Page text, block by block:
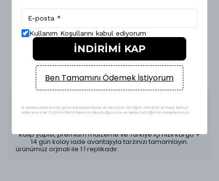
14 Gün KOŞULSUZ İADE & DEĞİŞİM
E-FATURA İLE ALIŞVERİŞ GÜVENLİĞİ
Ürün Açıklaması
kalıp yapısı, premium malzeme ve Türkiye içi hızlı kargo +
14 gün kolay iade avantajıyla tarzınızı tamamlayın.
ürünümüz orjinali ile 1:1 replikadır.
Kullanım Koşullarını kabul ediyorum
İNDİRİMİ KAP
Ben Tamamını Ödemek İstiyorum
E-posta adresinizi girerek pazarlama ve tanıtım ile ilgili iletişim almayı kabul
edersiniz ve Gizlilik Politikamızı okuduğunuzu ve kabul ettiğinizi onaylarsınız.